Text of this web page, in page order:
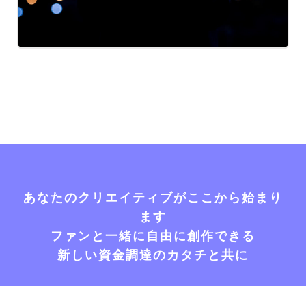
あなたのクリエイティブがここから始まり
ます
ファンと一緒に自由に創作できる
新しい資金調達のカタチと共に